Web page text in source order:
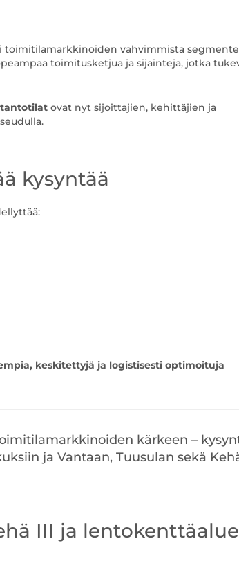
toimitilamarkkinoiden vahvimmista
toimitusketjua ja sijainteja, jotka
ovat nyt sijoittajien, kehittäjien ja
kysyntää
keskitettyjä ja logistisesti optimoituja
kärkeen –
ja Vantaan, Tuusulan sekä
III ja lentokenttäalue